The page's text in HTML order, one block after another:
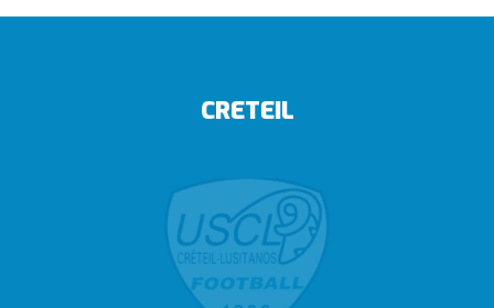
CRETEIL